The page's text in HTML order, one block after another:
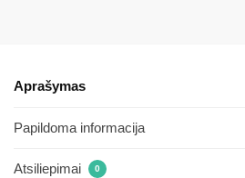
Aprašymas
Papildoma informacija
Atsiliepimai 0